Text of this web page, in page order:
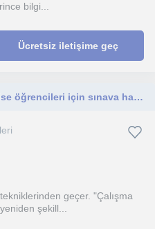
bilgi...
Ücretsiz iletişime geç
Anaokulu ilkokul ortaokul ve lise öğrencileri için sınava hazırlıkta koçluk yapmak ödevlerini takip etmek korkularını yenmek
geçer. "Çalışma
şekill...